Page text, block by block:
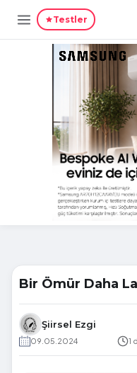
Testler
Bir Ömür Daha
Şiirsel Ezgi
09.05.2024 1